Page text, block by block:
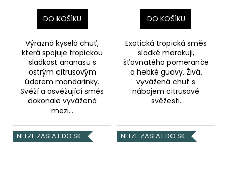
DO KOŠÍKU
Výrazná kyselá chuť,
která spojuje tropickou
sladkost ananasu s
ostrým citrusovým
úderem mandarinky.
Svěží a osvěžující směs
dokonale vyvážená
mezi...
Guavou
DO KOŠÍKU
Exotická tropická směs
sladké marakuji,
šťavnatého pomeranče
a hebké guavy. Živá,
vyvážená chuť s
nábojem citrusové
svěžesti.
NELZE ZASLAT DO SK NELZE ZASLAT DO SK